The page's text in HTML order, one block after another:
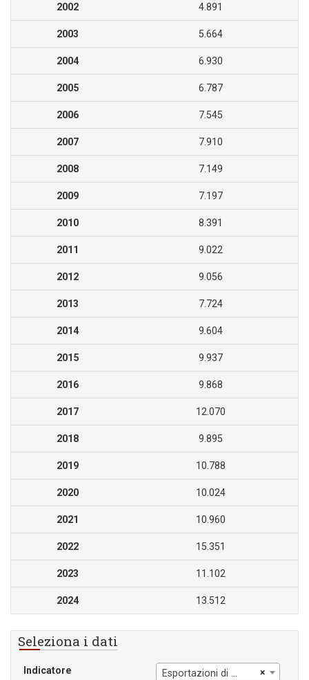
2002 4.891
2003 5.664
2004 6.930
2005 6.787
2006 7.545
2007 7.910
2008 7.149
2009 7.197
2010 8.391
2011 9.022
2012 9.056
2013 7.724
2014 9.604
2015 9.937
2016 9.868
2017 12.070
2018 9.895
2019 10.788
2020 10.024
2021 10.960
2022 15.351
2023 11.102
2024 13.512
Seleziona i dati
Indicatore ×
Esportazioni di armi